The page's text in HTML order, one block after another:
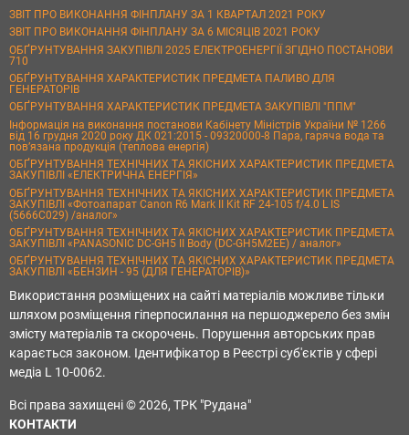
ЗВІТ ПРО ВИКОНАННЯ ФІНПЛАНУ ЗА 1 КВАРТАЛ 2021 РОКУ
ЗВІТ ПРО ВИКОНАННЯ ФІНПЛАНУ ЗА 6 МІСЯЦІВ 2021 РОКУ
ОБҐРУНТУВАННЯ ЗАКУПІВЛІ 2025 ЕЛЕКТРОЕНЕРГІЇ ЗГІДНО ПОСТАНОВИ
710
ОБҐРУНТУВАННЯ ХАРАКТЕРИСТИК ПРЕДМЕТА ПАЛИВО ДЛЯ
ГЕНЕРАТОРІВ
ОБҐРУНТУВАННЯ ХАРАКТЕРИСТИК ПРЕДМЕТА ЗАКУПІВЛІ "ППМ"
Інформація на виконання постанови Кабінету Міністрів України № 1266
від 16 грудня 2020 року ДК 021:2015 - 09320000-8 Пара, гаряча вода та
пов’язана продукція (теплова енергія)
ОБҐРУНТУВАННЯ ТЕХНІЧНИХ ТА ЯКІСНИХ ХАРАКТЕРИСТИК ПРЕДМЕТА
ЗАКУПІВЛІ «ЕЛЕКТРИЧНА ЕНЕРГІЯ»
ОБҐРУНТУВАННЯ ТЕХНІЧНИХ ТА ЯКІСНИХ ХАРАКТЕРИСТИК ПРЕДМЕТА
ЗАКУПІВЛІ «Фотоапарат Canon R6 Mark II Kit RF 24-105 f/4.0 L IS
(5666C029) /аналог»
ОБҐРУНТУВАННЯ ТЕХНІЧНИХ ТА ЯКІСНИХ ХАРАКТЕРИСТИК ПРЕДМЕТА
ЗАКУПІВЛІ «PANASONIC DC-GH5 II Body (DC-GH5M2EE) / аналог»
ОБҐРУНТУВАННЯ ТЕХНІЧНИХ ТА ЯКІСНИХ ХАРАКТЕРИСТИК ПРЕДМЕТА
ЗАКУПІВЛІ «БЕНЗИН - 95 (ДЛЯ ГЕНЕРАТОРІВ)»
Використання розміщених на сайті матеріалів можливе тільки
шляхом розміщення гіперпосилання на першоджерело без змін
змісту матеріалів та скорочень. Порушення авторських прав
карається законом. Ідентифікатор в Реєстрі суб'єктів у сфері
медіа L 10-0062.
Всі права захищені © 2026, ТРК "Рудана"
КОНТАКТИ